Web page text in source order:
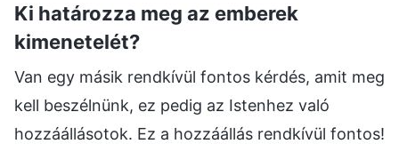
Ki határozza meg az emberek
kimenetelét?
Van egy másik rendkívül fontos kérdés, amit meg
kell beszélnünk, ez pedig az Istenhez való
hozzáállásotok. Ez a hozzáállás rendkívül fontos!